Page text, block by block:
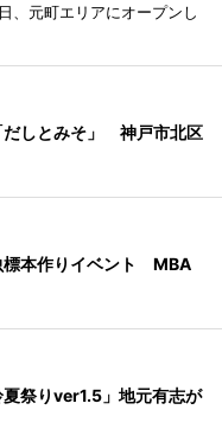
、元町エリアにオープンし
だしとみそ」 神戸市北区
標本作りイベント MBA
祭りver1.5」地元有志が